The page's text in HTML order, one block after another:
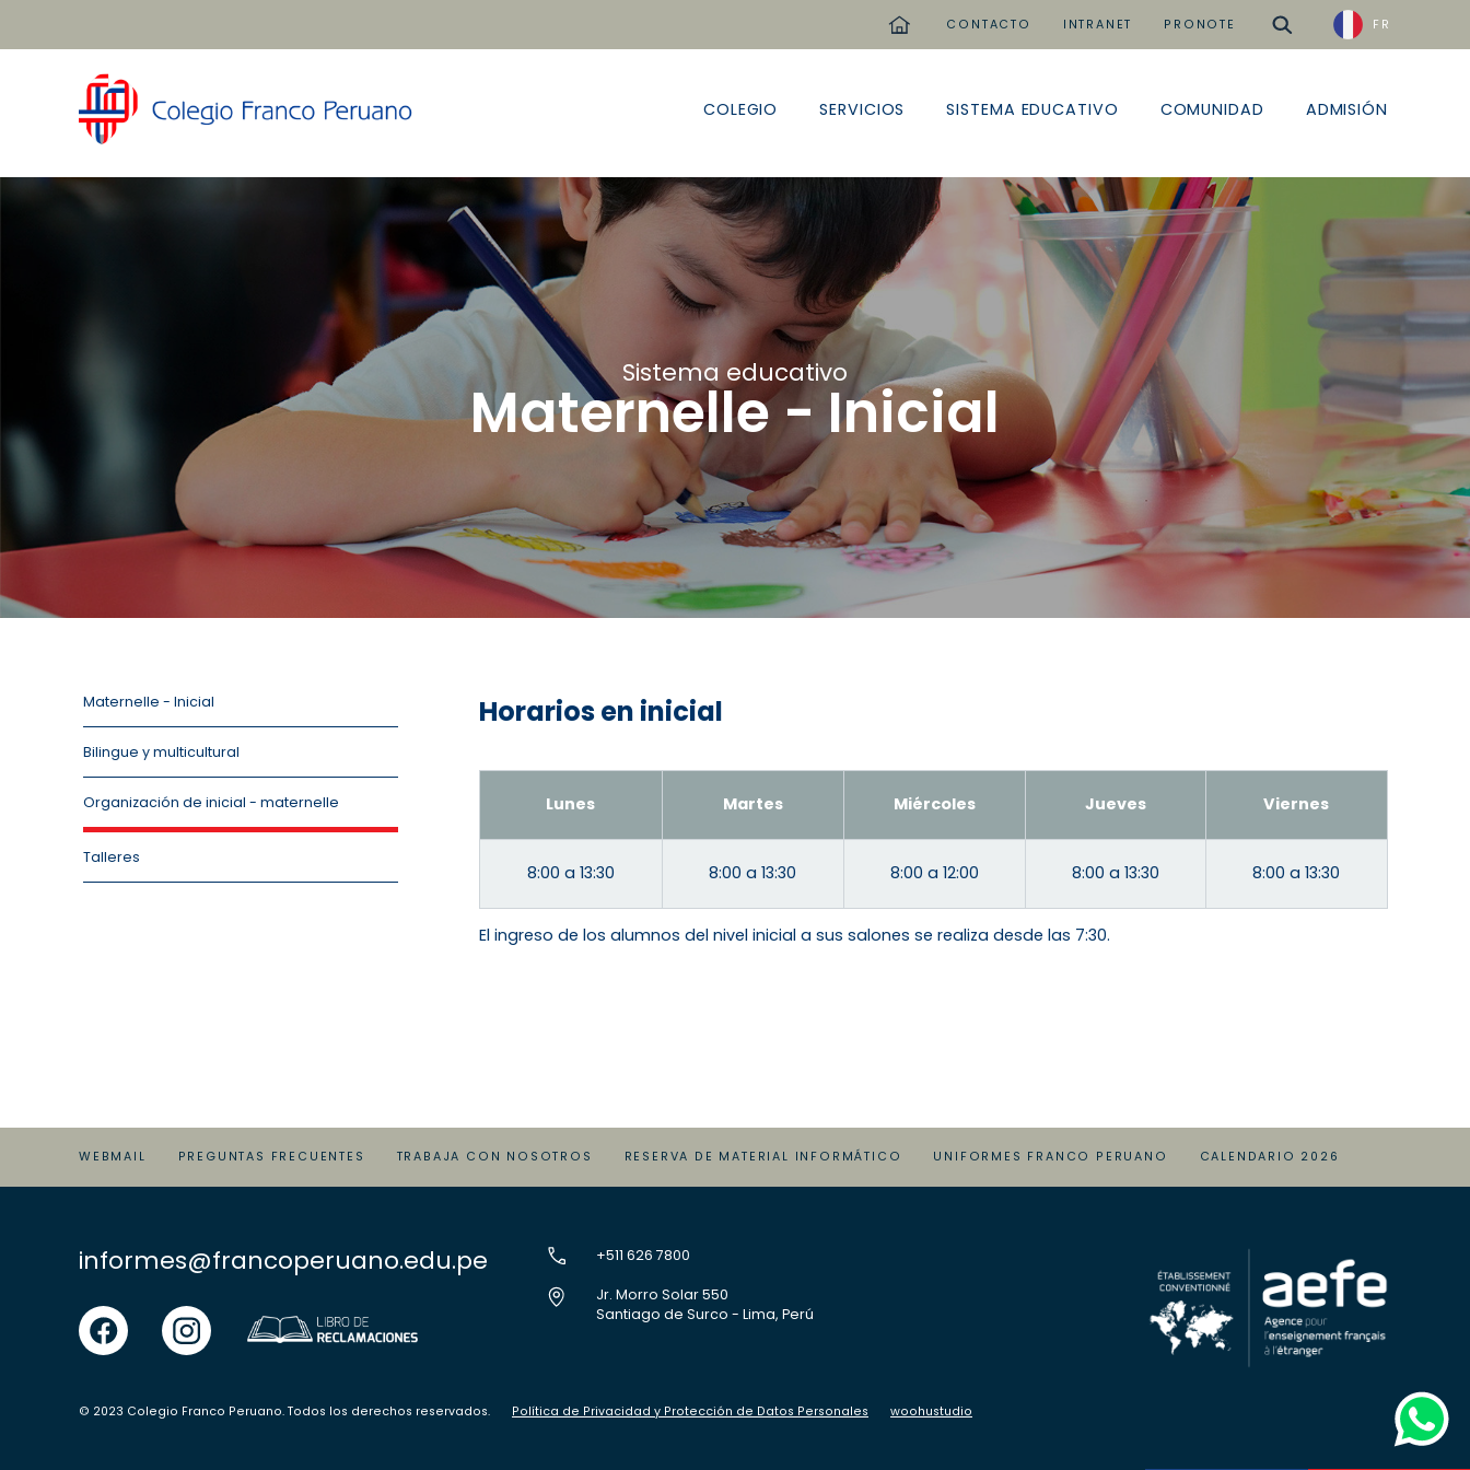
home CONTACTO INTRANET PRONOTE buscar
FR
COLEGIO SERVICIOS SISTEMA EDUCATIVO COMUNIDAD ADMISIÓN
Sistema educativo
Maternelle - Inicial
Maternelle - Inicial
Bilingue y multicultural
Organización de inicial - maternelle
Talleres
Horarios en inicial
Lunes Martes Miércoles Jueves Viernes
8:00 a 13:30 8:00 a 13:30 8:00 a 12:00 8:00 a 13:30 8:00 a 13:30
El ingreso de los alumnos del nivel inicial a sus salones se realiza desde las 7:30.
WEBMAIL PREGUNTAS FRECUENTES TRABAJA CON NOSOTROS RESERVA DE MATERIAL INFORMÁTICO UNIFORMES FRANCO PERUANO CALENDARIO 2026
informes@francoperuano.edu.pe
facebook instgram
+511 626 7800
Jr. Morro Solar 550
Santiago de Surco - Lima, Perú
© 2023 Colegio Franco Peruano. Todos los derechos reservados. Política de Privacidad y Protección de Datos Personales woohustudio
whatsapp